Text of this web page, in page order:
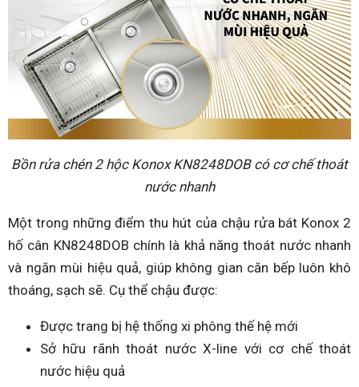
Bồn rửa chén 2 hộc Konox KN8248DOB có cơ chế thoát
nước nhanh
Một trong những điểm thu hút của chậu rửa bát Konox 2
hố cân KN8248DOB chính là khả năng thoát nước nhanh
và ngăn mùi hiệu quả, giúp không gian căn bếp luôn khô
thoáng, sạch sẽ. Cụ thể chậu được:
Được trang bị hệ thống xi phông thế hệ mới
Sở hữu rãnh thoát nước X-line với cơ chế thoát
nước hiệu quả